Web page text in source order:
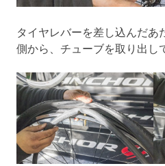
タイヤレバーを差し込んだあ
側から、チューブを取り出し